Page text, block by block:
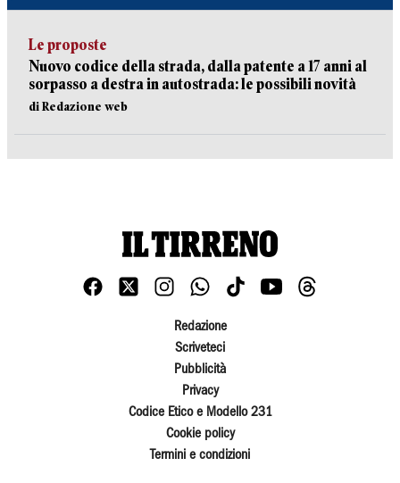
Le proposte
Nuovo codice della strada, dalla patente a 17 anni al
sorpasso a destra in autostrada: le possibili novità
di Redazione web
Redazione
Scriveteci
Pubblicità
Privacy
Codice Etico e Modello 231
Cookie policy
Termini e condizioni